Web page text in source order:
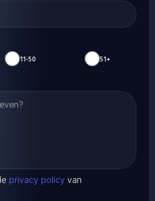
11-50 51+
privacy policy van